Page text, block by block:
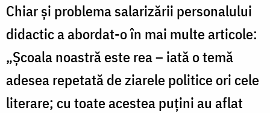
Chiar și problema salarizării personalului
didactic a abordat-o în mai multe articole:
„Școala noastră este rea – iată o temă
adesea repetată de ziarele politice ori cele
literare; cu toate acestea puțini au aflat